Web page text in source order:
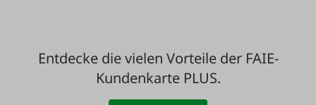
Entdecke die vielen Vorteile der FAIE-
Kundenkarte PLUS.